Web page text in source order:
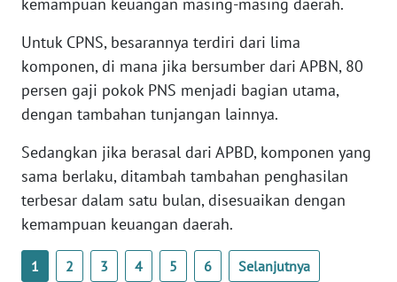
kemampuan keuangan masing-masing daerah.
Untuk CPNS, besarannya terdiri dari lima
komponen, di mana jika bersumber dari APBN, 80
persen gaji pokok PNS menjadi bagian utama,
dengan tambahan tunjangan lainnya.
Sedangkan jika berasal dari APBD, komponen yang
sama berlaku, ditambah tambahan penghasilan
terbesar dalam satu bulan, disesuaikan dengan
kemampuan keuangan daerah.
1 2 3 4 5 6 Selanjutnya
JABAR
WN
BANTEN
WN
WN
KEPRI
WN
PAPUA